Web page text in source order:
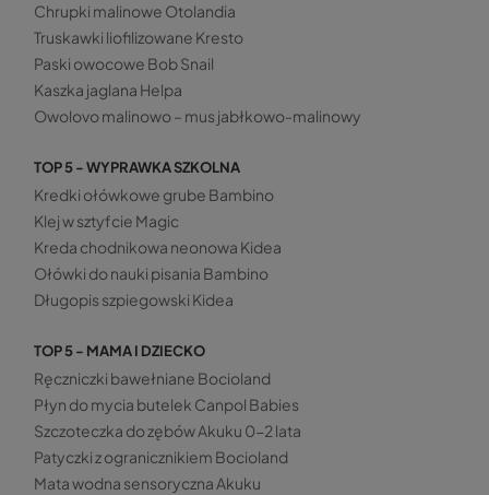
Chrupki malinowe Otolandia
Truskawki liofilizowane Kresto
Paski owocowe Bob Snail
Kaszka jaglana Helpa
Owolovo malinowo – mus jabłkowo-malinowy
TOP 5 - WYPRAWKA SZKOLNA
Kredki ołówkowe grube Bambino
Klej w sztyfcie Magic
Kreda chodnikowa neonowa Kidea
Ołówki do nauki pisania Bambino
Długopis szpiegowski Kidea
TOP 5 - MAMA I DZIECKO
Ręczniczki bawełniane Bocioland
Płyn do mycia butelek Canpol Babies
Szczoteczka do zębów Akuku 0-2 lata
Patyczki z ogranicznikiem Bocioland
Mata wodna sensoryczna Akuku